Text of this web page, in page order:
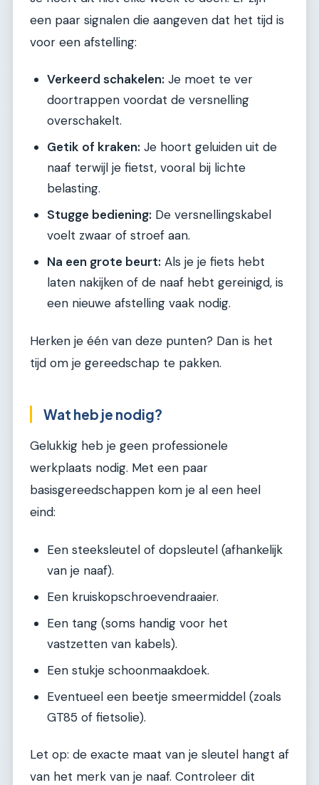
een paar signalen die aangeven dat het tijd is
voor een afstelling:
Verkeerd schakelen: Je moet te ver
doortrappen voordat de versnelling
overschakelt.
Getik of kraken: Je hoort geluiden uit de
naaf terwijl je fietst, vooral bij lichte
belasting.
Stugge bediening: De versnellingskabel
voelt zwaar of stroef aan.
Na een grote beurt: Als je je fiets hebt
laten nakijken of de naaf hebt gereinigd, is
een nieuwe afstelling vaak nodig.
Herken je één van deze punten? Dan is het
tijd om je gereedschap te pakken.
Wat heb je nodig?
Gelukkig heb je geen professionele
werkplaats nodig. Met een paar
basisgereedschappen kom je al een heel
eind:
Een steeksleutel of dopsleutel (afhankelijk
van je naaf).
Een kruiskopschroevendraaier.
Een tang (soms handig voor het
vastzetten van kabels).
Een stukje schoonmaakdoek.
Eventueel een beetje smeermiddel (zoals
GT85 of fietsolie).
Let op: de exacte maat van je sleutel hangt af
van het merk van je naaf. Controleer dit